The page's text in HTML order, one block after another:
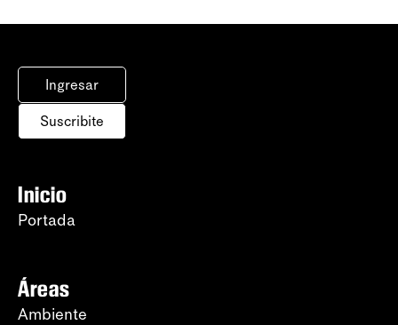
Ingresar
Suscribite
Inicio
Portada
Áreas
Ambiente